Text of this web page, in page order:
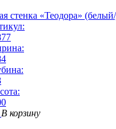
стенка «Теодора»
В корзину